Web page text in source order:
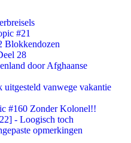
#21
Blokkendozen
28
door Afghaanse
vanwege vakantie
#160 Zonder Kolonel!!
- Loogisch toch
opmerkingen